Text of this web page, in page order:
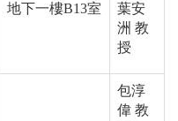
地下一樓B13室
葉安
洲 教
授
包淳
偉 教